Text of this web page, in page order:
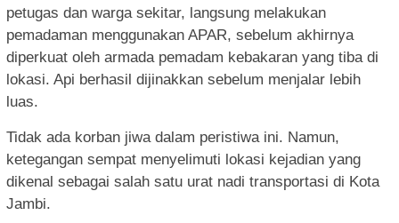
petugas dan warga sekitar, langsung melakukan
pemadaman menggunakan APAR, sebelum akhirnya
diperkuat oleh armada pemadam kebakaran yang tiba di
lokasi. Api berhasil dijinakkan sebelum menjalar lebih
luas.
Tidak ada korban jiwa dalam peristiwa ini. Namun,
ketegangan sempat menyelimuti lokasi kejadian yang
dikenal sebagai salah satu urat nadi transportasi di Kota
Jambi.